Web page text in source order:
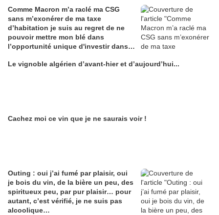
Comme Macron m’a raclé ma CSG
sans m’exonérer de ma taxe
d’habitation je suis au regret de ne
pouvoir mettre mon blé dans
l’opportunité unique d'investir dans
Alain Edouard
Le vignoble algérien d’avant-hier et d’aujourd’hui...
Cachez moi ce vin que je ne saurais voir !
Outing : oui j’ai fumé par plaisir, oui
je bois du vin, de la bière un peu, des
spiritueux peu, par pur plaisir… pour
autant, c’est vérifié, je ne suis pas
alcoolique…